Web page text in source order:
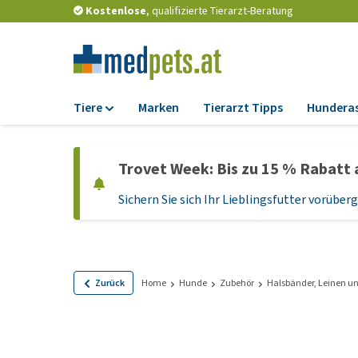
Kostenlose, qualifizierte Tierarzt-Beratung
Tiere
Trockenfutter
Nassfutter
Leckerlis
Marken Tierarzt Tipps
Trovet Week: Bis zu 15 %
Sichern Sie sich Ihr Lieblingsfutter
Zurück Home Hunde Zubehör Halsbänder, Leinen